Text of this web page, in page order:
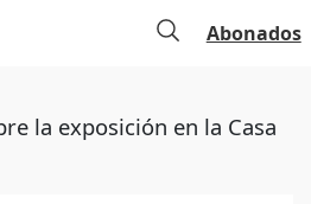
Abonados
la exposición en la Casa